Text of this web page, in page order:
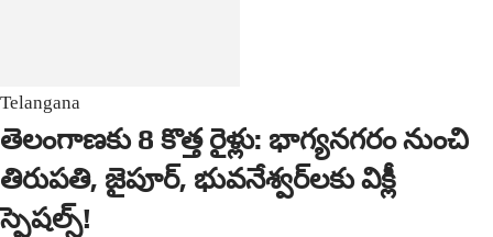
Telangana
తెలంగాణకు 8 కొత్త రైళ్లు: భాగ్యనగరం నుంచి
తిరుపతి, జైపూర్, భువనేశ్వర్‌లకు విక్లీ
స్పెషల్స్!